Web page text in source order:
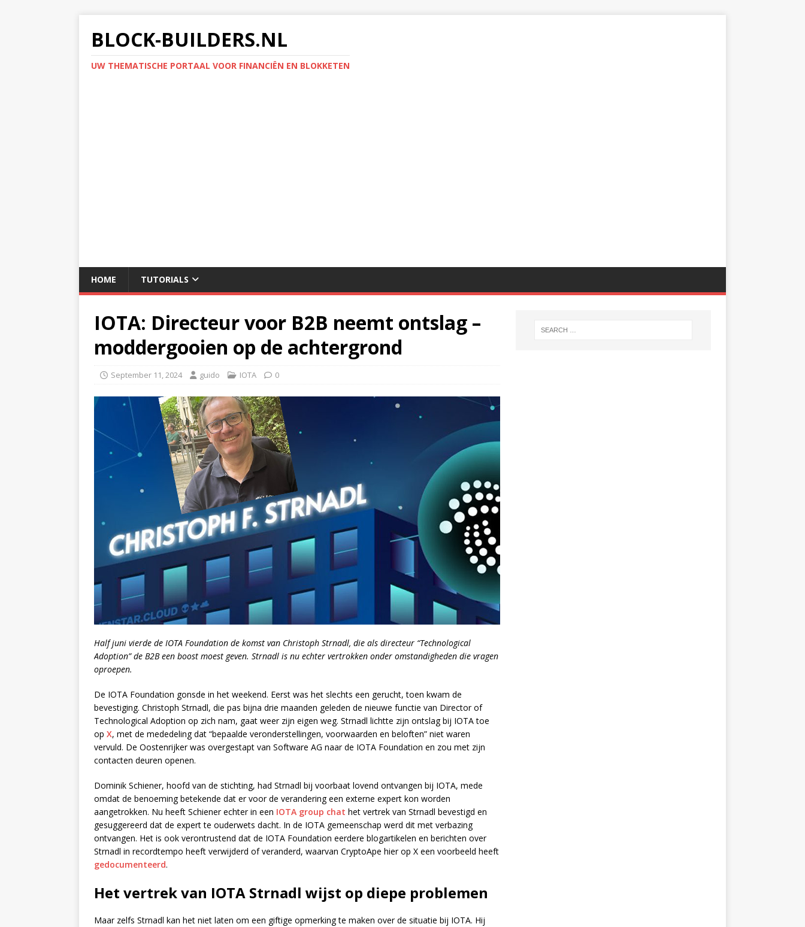
BLOCK-BUILDERS.NL
UW THEMATISCHE PORTAAL VOOR FINANCIËN EN BLOKKETEN
HOME TUTORIALS
IOTA: Directeur voor B2B neemt ontslag –
moddergooien op de achtergrond
September 11, 2024 guido IOTA 0
Half juni vierde de IOTA Foundation de komst van Christoph Strnadl, die als directeur “Technological
Adoption” de B2B een boost moest geven. Strnadl is nu echter vertrokken onder omstandigheden die vragen
oproepen.
De IOTA Foundation gonsde in het weekend. Eerst was het slechts een gerucht, toen kwam de
bevestiging. Christoph Strnadl, die pas bijna drie maanden geleden de nieuwe functie van Director of
Technological Adoption op zich nam, gaat weer zijn eigen weg. Strnadl lichtte zijn ontslag bij IOTA toe
op X, met de mededeling dat “bepaalde veronderstellingen, voorwaarden en beloften” niet waren
vervuld. De Oostenrijker was overgestapt van Software AG naar de IOTA Foundation en zou met zijn
contacten deuren openen.
Dominik Schiener, hoofd van de stichting, had Strnadl bij voorbaat lovend ontvangen bij IOTA, mede
omdat de benoeming betekende dat er voor de verandering een externe expert kon worden
aangetrokken. Nu heeft Schiener echter in een IOTA group chat het vertrek van Strnadl bevestigd en
gesuggereerd dat de expert te ouderwets dacht. In de IOTA gemeenschap werd dit met verbazing
ontvangen. Het is ook verontrustend dat de IOTA Foundation eerdere blogartikelen en berichten over
Strnadl in recordtempo heeft verwijderd of veranderd, waarvan CryptoApe hier op X een voorbeeld heeft
gedocumenteerd.
Het vertrek van IOTA Strnadl wijst op diepe problemen
Maar zelfs Strnadl kan het niet laten om een giftige opmerking te maken over de situatie bij IOTA. Hij